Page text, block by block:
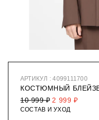
АРТИКУЛ : 4099111700
КОСТЮМНЫЙ
2 999 ₽
10 999 ₽
СОСТАВ И УХОД